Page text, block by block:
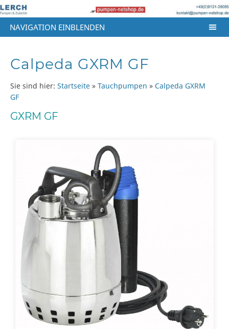
NAVIGATION EINBLENDEN
Calpeda GXRM GF
Sie sind hier: Startseite » Tauchpumpen » Calpeda GXRM
GF
GXRM GF